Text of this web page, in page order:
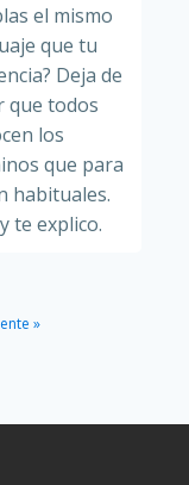
el mismo
que tu
Deja de
que todos
los
que para
habituales.
te explico.
»